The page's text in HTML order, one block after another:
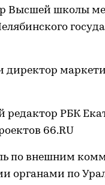
Высшей школы
директор
редактор РБК
66.RU
по внешним
органами по